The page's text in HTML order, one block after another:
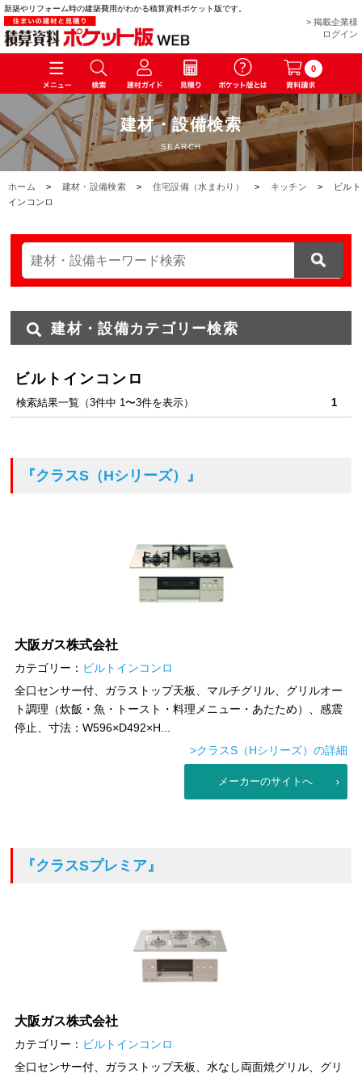
新築やリフォーム時の建築費用がわかる積算資料ポケット版です。
> 掲載企業様
ログイン
0
建材・設備検索
SEARCH
ホーム > 建材・設備検索 > 住宅設備（水まわり） > キッチン >
ビルト
インコンロ
建材・設備カテゴリー検索
ビルトインコンロ
検索結果一覧（3件中 1〜3件を表示） 1
『クラスS（Hシリーズ）』
大阪ガス株式会社
カテゴリー： ビルトインコンロ
全口センサー付、ガラストップ天板、マルチグリル、グリルオー
ト調理（炊飯・魚・トースト・料理メニュー・あたため）、感震
停止、寸法：W596×D492×H...
>クラスS（Hシリーズ）の詳細
メーカーのサイトへ
『クラスSプレミア』
大阪ガス株式会社
カテゴリー： ビルトインコンロ
全口センサー付、ガラストップ天板、水なし両面焼グリル、グリ